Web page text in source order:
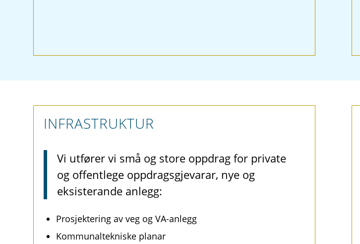
INFRASTRUKTUR
Vi utfører vi små og store oppdrag for private
og offentlege oppdragsgjevarar, nye og
eksisterande anlegg:
Prosjektering av veg og VA-anlegg
Kommunaltekniske planar